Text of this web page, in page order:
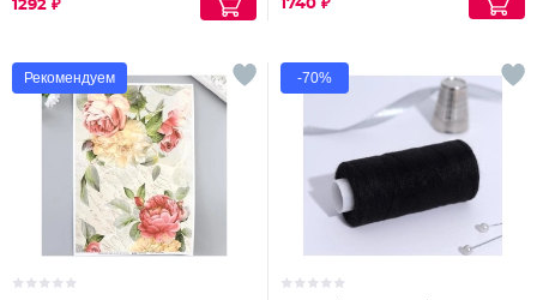
1292 ₽ 1740 ₽
Рекомендуем -70%